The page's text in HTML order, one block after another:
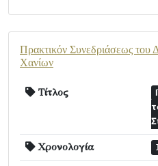
Πρακτικόν Συνεδριάσεως του
Χανίων
Τίτλος
Χρονολογία